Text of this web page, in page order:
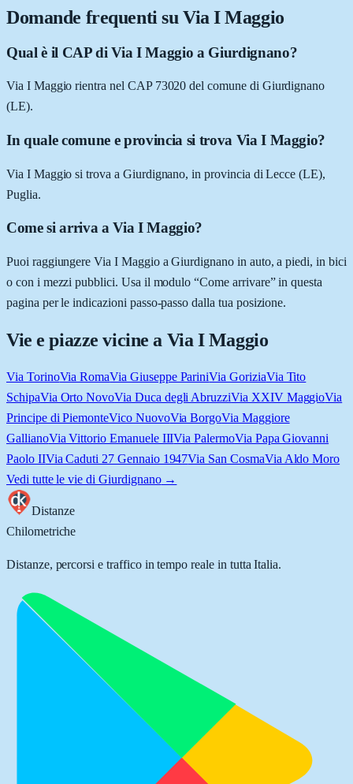
Domande frequenti su Via I Maggio
Qual è il CAP di Via I Maggio a Giurdignano?
Via I Maggio rientra nel CAP 73020 del comune di Giurdignano
(LE).
In quale comune e provincia si trova Via I Maggio?
Via I Maggio si trova a Giurdignano, in provincia di Lecce (LE),
Puglia.
Come si arriva a Via I Maggio?
Puoi raggiungere Via I Maggio a Giurdignano in auto, a piedi, in bici
o con i mezzi pubblici. Usa il modulo “Come arrivare” in questa
pagina per le indicazioni passo-passo dalla tua posizione.
Vie e piazze vicine a Via I Maggio
Via TorinoVia RomaVia Giuseppe PariniVia GoriziaVia Tito
SchipaVia Orto NovoVia Duca degli AbruzziVia XXIV MaggioVia
Principe di PiemonteVico NuovoVia BorgoVia Maggiore
GallianoVia Vittorio Emanuele IIIVia PalermoVia Papa Giovanni
Paolo IIVia Caduti 27 Gennaio 1947Via San CosmaVia Aldo Moro
Vedi tutte le vie di Giurdignano→
Distanze
Chilometriche
Distanze, percorsi e traffico in tempo reale in tutta Italia.